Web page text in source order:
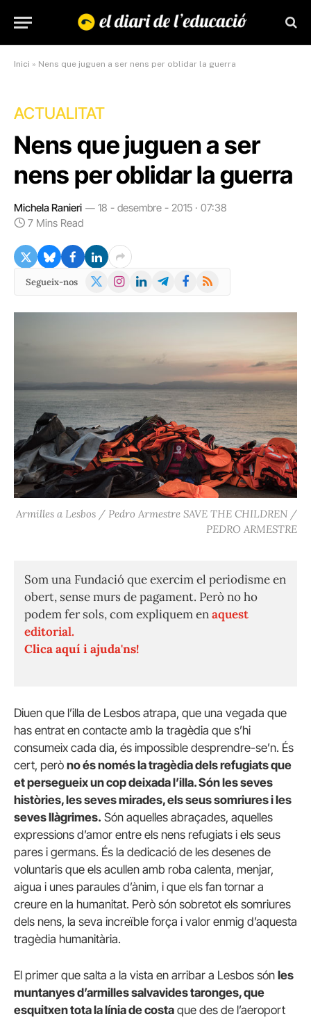
Inici » Nens que juguen a ser nens per oblidar la guerra
ACTUALITAT
Nens que juguen a ser
nens per oblidar la guerra
Michela Ranieri
18 - desembre - 2015 · 07:38
7 Mins Read
Segueix-nos
X
Instagram
LinkedInTelegramFacebook
RSS
Armilles a Lesbos / Pedro Armestre SAVE THE CHILDREN /
PEDRO ARMESTRE
Som una Fundació que exercim el periodisme en
obert, sense murs de pagament. Però no ho
podem fer sols, com expliquem enaquest
editorial.
Clica aquí i ajuda'ns!
Diuen que l’illa de Lesbos atrapa, que una vegada que
has entrat en contacte amb la tragèdia que s’hi
consumeix cada dia, és impossible desprendre-se’n. És
cert, però no és només la tragèdia dels refugiats que
et persegueix un cop deixada l’illa. Són les seves
històries, les seves mirades, els seus somriures i les
seves llàgrimes. Són aquelles abraçades, aquelles
expressions d’amor entre els nens refugiats i els seus
pares i germans. És la dedicació de les desenes de
voluntaris que els acullen amb roba calenta, menjar,
aigua i unes paraules d’ànim, i que els fan tornar a
creure en la humanitat. Però són sobretot els somriures
dels nens, la seva increïble força i valor enmig d’aquesta
tragèdia humanitària.
El primer que salta a la vista en arribar a Lesbos són les
muntanyes d’armilles salvavides taronges, que
esquitxen tota la línia de costa que des de l’aeroport